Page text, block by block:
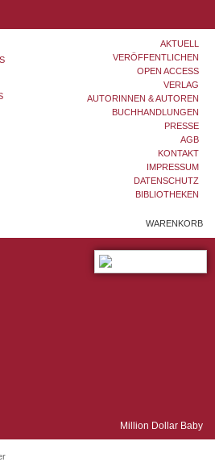
AKTUELL
VERÖFFENTLICHEN
OPEN ACCESS
VERLAG
AUTORINNEN & AUTOREN
BUCHHANDLUNGEN
PRESSE
AGB
KONTAKT
IMPRESSUM
DATENSCHUTZ
BIBLIOTHEKEN
WARENKORB
Million Dollar Baby